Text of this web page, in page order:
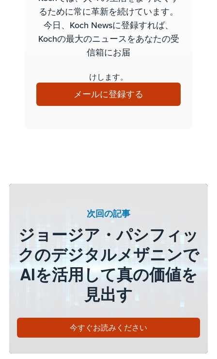
るために常に革新を続けています。
今日、Koch Newsに登録すれば、
Kochの最大のニュースをあなたの受
信箱にお届
けします。
メールに登録する
次回の記事
ジョージア・パシフィッ
クのデジタルメザニンで
AIを活用して真の価値を
見出す
今すぐお読みください